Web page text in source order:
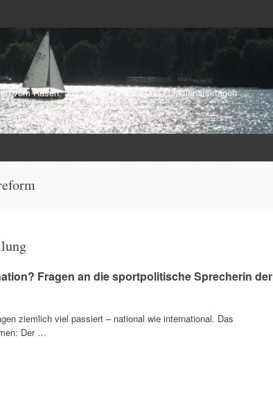
vom Rasen, aus Stadien, Hallen und Funktionärsetagen
Fragen an die sportpolitische Sprecherin der
ziemlich viel passiert – national wie international. Das
Der …